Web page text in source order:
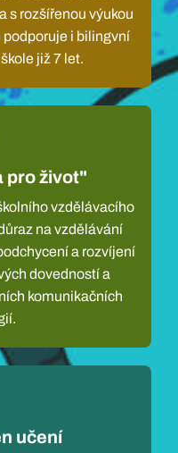
s rozšířenou výukou
podporuje i bilingvní
již 7 let.
pro život"
vzdělávacího
na vzdělávání
a rozvíjení
dovedností a
komunikačních
učení